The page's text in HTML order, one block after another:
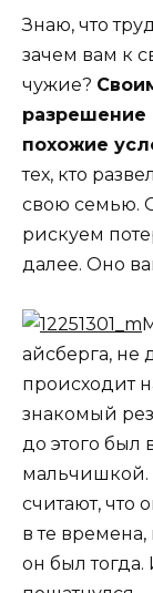
Знаю, что
зачем вам к
чужие?
разрешение
похожие
тех, кто
свою семью.
рискуем
далее. Оно
айсберга, не
происходит
знакомый
до этого
мальчишкой.
считают, что
в те
он был